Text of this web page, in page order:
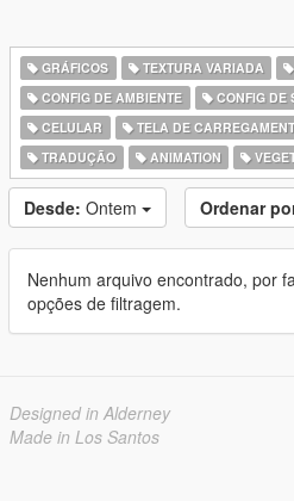
GRÁFICOS TEXTURA VARIADA
CONFIG DE AMBIENTE
CONFIG DE
CELULAR
TELA DE
TRADUÇÃO
ANIMATION
Desde: Ontem Ordenar
Nenhum arquivo encontrado, por
opções de filtragem.
Designed in Alderney
Made in Los Santos